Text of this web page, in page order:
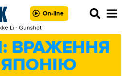
On-line
Li - Gunshot
ВРАЖЕННЯ